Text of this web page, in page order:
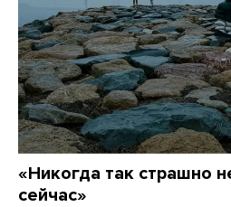
«Никогда так страшно
сейчас»